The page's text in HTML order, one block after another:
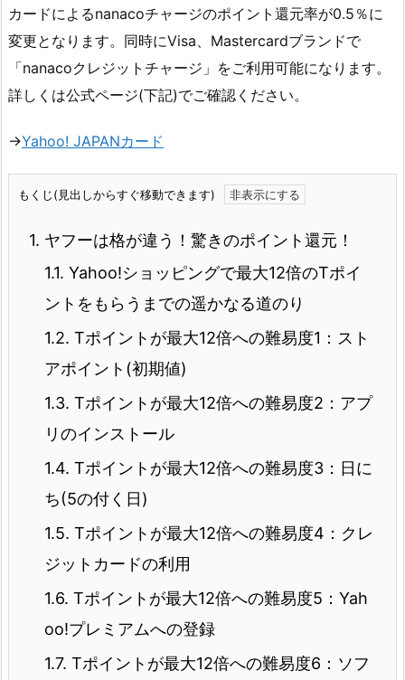
カードによるnanacoチャージのポイント還元率が0.5％に
変更となります。同時にVisa、Mastercardブランドで
「nanacoクレジットチャージ」をご利用可能になります。
詳しくは公式ページ(下記)でご確認ください。
→Yahoo! JAPANカード
もくじ(見出しからすぐ移動できます)
1. ヤフーは格が違う！驚きのポイント還元！
1.1. Yahoo!ショッピングで最大12倍のTポイ
ントをもらうまでの遥かなる道のり
1.2. Tポイントが最大12倍への難易度1：スト
アポイント(初期値)
1.3. Tポイントが最大12倍への難易度2：アプ
リのインストール
1.4. Tポイントが最大12倍への難易度3：日に
ち(5の付く日)
1.5. Tポイントが最大12倍への難易度4：クレ
ジットカードの利用
1.6. Tポイントが最大12倍への難易度5：Yah
oo!プレミアムへの登録
1.7. Tポイントが最大12倍への難易度6：ソフ